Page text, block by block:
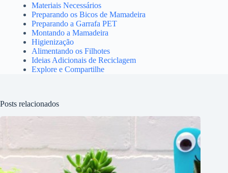
Materiais Necessários
Preparando os Bicos de Mamadeira
Preparando a Garrafa PET
Montando a Mamadeira
Higienização
Alimentando os Filhotes
Ideias Adicionais de Reciclagem
Explore e Compartilhe
Posts relacionados